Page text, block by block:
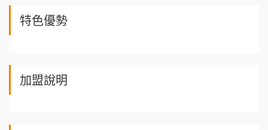
特色優勢
加盟說明